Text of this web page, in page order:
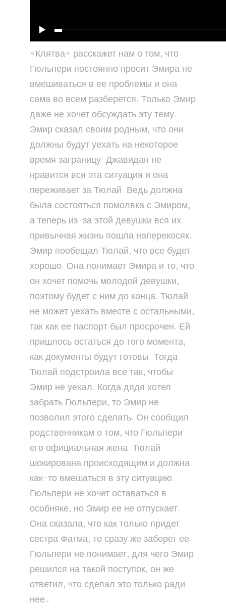
«Клятва» расскажет нам о том, что
Гюльпери постоянно просит Эмира не
вмешиваться в ее проблемы и она
сама во всем разберется. Только Эмир
даже не хочет обсуждать эту тему.
Эмир сказал своим родным, что они
должны будут уехать на некоторое
время заграницу. Джавидан не
нравится вся эта ситуация и она
переживает за Тюлай. Ведь должна
была состояться помолвка с Эмиром,
а теперь из-за этой девушки вся их
привычная жизнь пошла наперекосяк.
Эмир пообещал Тюлай, что все будет
хорошо. Она понимает Эмира и то, что
он хочет помочь молодой девушки,
поэтому будет с ним до конца. Тюлай
не может уехать вместе с остальными,
так как ее паспорт был просрочен. Ей
пришлось остаться до того момента,
как документы будут готовы. Тогда
Тюлай подстроила все так, чтобы
Эмир не уехал. Когда дядя хотел
забрать Гюльпери, то Эмир не
позволил этого сделать. Он сообщил
родственникам о том, что Гюльпери
его официальная жена. Тюлай
шокирована происходящим и должна
как-то вмешаться в эту ситуацию.
Гюльпери не хочет оставаться в
особняке, но Эмир ее не отпускает.
Она сказала, что как только придет
сестра Фатма, то сразу же заберет ее.
Гюльпери не понимает, для чего Эмир
решился на такой поступок, он же
ответил, что сделал это только ради
нее…